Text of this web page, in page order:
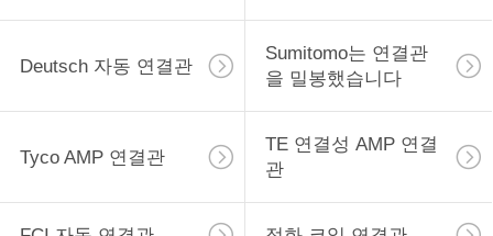
이
트
맵
Deutsch 자동 연결관
Sumitomo는 연결관
을 밀봉했습니다
Tyco AMP 연결관
TE 연결성 AMP 연결
관